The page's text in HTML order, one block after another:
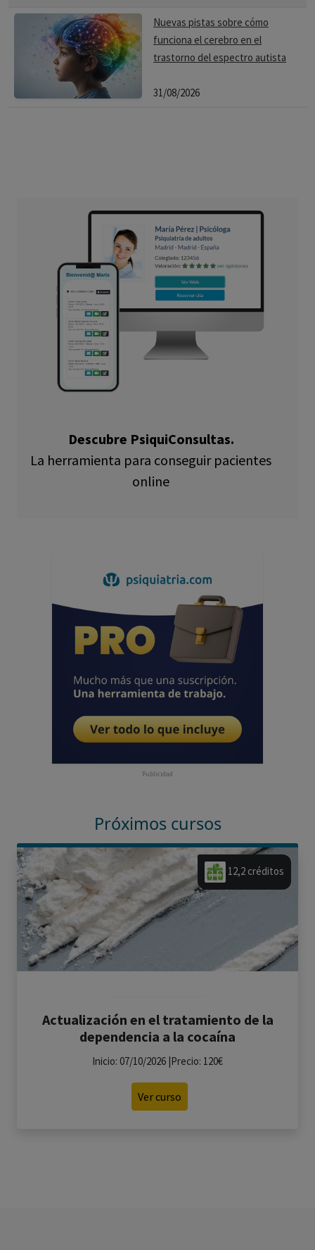
Nuevas pistas sobre cómo
funciona el cerebro en el
trastorno del espectro autista
31/08/2026
Descubre PsiquiConsultas.
La herramienta para conseguir pacientes
online
Publicidad
Próximos cursos
12,2 créditos
Actualización en el tratamiento de la
dependencia a la cocaína
Inicio: 07/10/2026 |Precio: 120€
Ver curso